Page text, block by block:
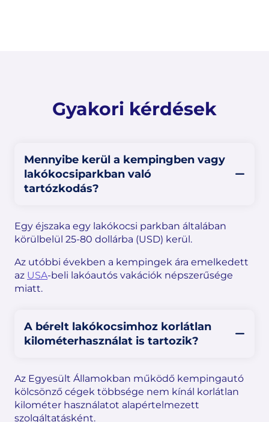
Gyakori kérdések
Mennyibe kerül a kempingben vagy
lakókocsiparkban való
tartózkodás?
Egy éjszaka egy lakókocsi parkban általában
körülbelül 25-80 dollárba (USD) kerül.
Az utóbbi években a kempingek ára emelkedett
az USA-beli lakóautós vakációk népszerűsége
miatt.
A bérelt lakókocsimhoz korlátlan
kilométerhasználat is tartozik?
Az Egyesült Államokban működő kempingautó
kölcsönző cégek többsége nem kínál korlátlan
kilométer használatot alapértelmezett
szolgáltatásként.